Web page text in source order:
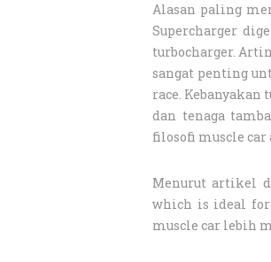
Alasan paling
Supercharger
turbocharger.
sangat penting
race. Kebanyakan
dan tenaga
filosofi muscle car
Menurut artikel
which is ideal for
muscle car lebih